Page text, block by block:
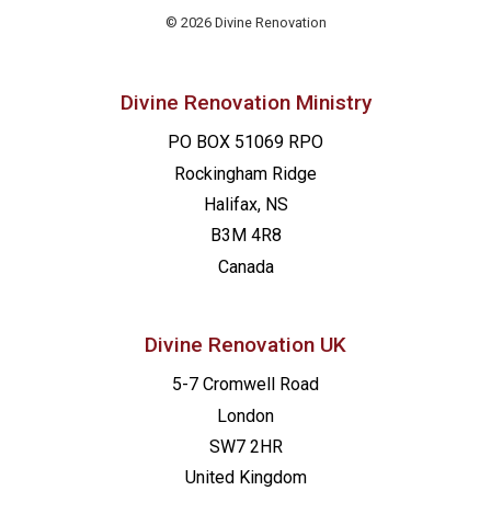
© 2026 Divine Renovation
Divine Renovation Ministry
PO BOX 51069 RPO
Rockingham Ridge
Halifax, NS
B3M 4R8
Canada
Divine Renovation UK
5-7 Cromwell Road
London
SW7 2HR
United Kingdom